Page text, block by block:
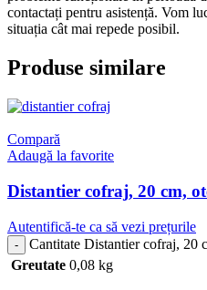
contactați pentru asistență. Vom
situația cât mai repede posibil.
Produse similare
Compară
Adaugă la favorite
Distantier cofraj, 20 cm,
Autentifică-te ca să vezi prețurile
Cantitate Distantier cofraj, 20
Greutate 0,08 kg